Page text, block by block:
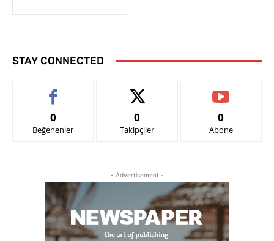
STAY CONNECTED
0
Beğenenler
0
Takipçiler
0
Abone
- Advertisement -